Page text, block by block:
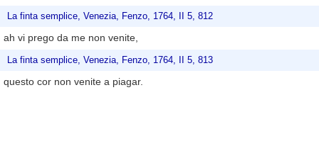
La finta semplice, Venezia, Fenzo, 1764, II 5, 812
ah vi prego da me non venite,
La finta semplice, Venezia, Fenzo, 1764, II 5, 813
questo cor non venite a piagar.